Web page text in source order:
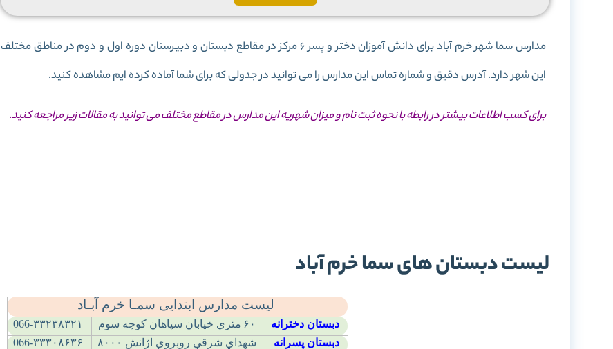
مدارس سما شهر خرم آباد برای دانش آموزان دختر و پسر 6 مرکز در مقاطع دبستان و دبیرستان دوره اول و دوم در مناطق مختلف
این شهر دارد. آدرس دقیق و شماره تماس این مدارس را می توانید در جدولی که برای شما آماده کرده ایم مشاهده کنید.
برای کسب اطلاعات بیشتر در رابطه با نحوه ثبت نام و میزان شهریه این مدارس در مقاطع مختلف می توانید به مقالات زیر مراجعه کنید.
لیست دبستان های سما خرم آباد
لیست مدارس ابتدایی سمـا خرم آبـاد
دبستان دخترانه ۶۰ متري خيابان سپاهان کوچه سوم
066-۳۳۲۳۸۳۲۱
دبستان پسرانه
شهداي شرقي روبروي اژانش ۸۰۰۰ 066-۳۳۳۰۸۶۳۶